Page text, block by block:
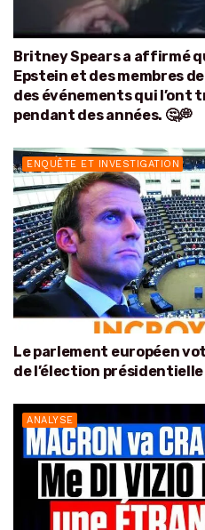
Britney Spears a affirmé
Epstein et des membres
des événements qui
pendant des années. 🤔💭
ENQUÊTE ET INVESTIGATION
Le parlement européen
de l’élection
ANALYSE